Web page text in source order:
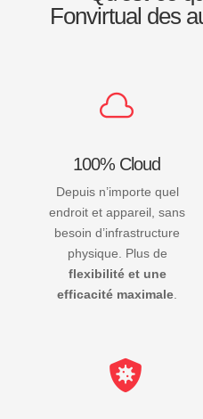
Fonvirtual des

100% Cloud
Depuis n’importe quel
endroit et appareil, sans
besoin d’infrastructure
physique. Plus de
flexibilité et une
efficacité maximale
